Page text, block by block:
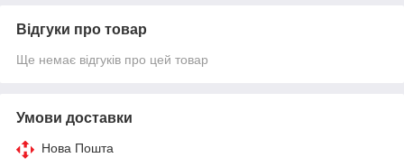
Відгуки про товар
Ще немає відгуків про цей товар
Умови доставки
Нова Пошта